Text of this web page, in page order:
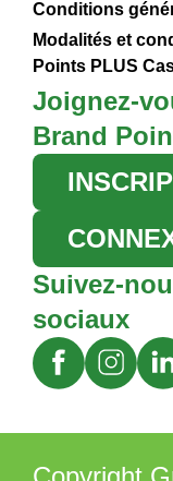
Conditions
Modalités et
Points PLUS
Joignez-
Brand
Suivez-
sociaux